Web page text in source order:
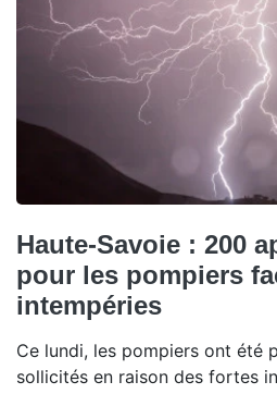
Haute-Savoie : 200
pour les pompiers
intempéries
Ce lundi, les pompiers ont été
sollicités en raison des fortes